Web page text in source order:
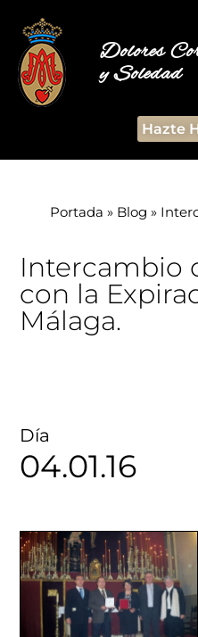
Dolores
y Soledad
Hazte
Portada » Blog »
Intercambio
con la
Málaga.
Día
04.01.16